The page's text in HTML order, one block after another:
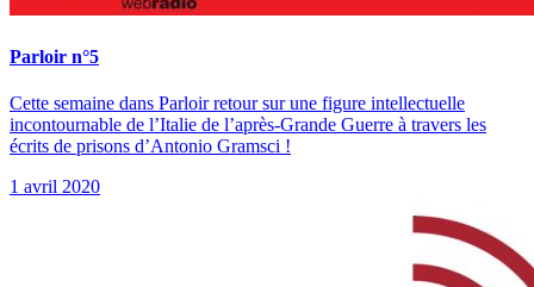
Parloir n°5
Cette semaine dans Parloir retour sur une figure intellectuelle
incontournable de l’Italie de l’après-Grande Guerre à travers les
écrits de prisons d’Antonio Gramsci !
1 avril 2020